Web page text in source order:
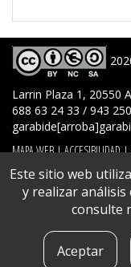
Larrin Plaza 1, 20550
688 63 24 33 / 943
MAPA WEB | ACCESIBILIDAD |
POLíTICA DE COOKIES
Este sitio web
y realizar análisis
consulte
Aceptar